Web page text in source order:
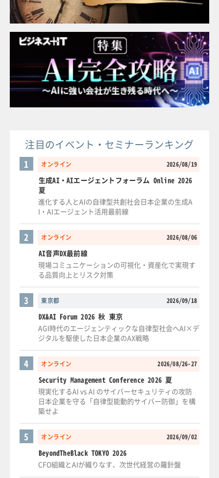
注目のイベント・セミナーランキング
オンライン 2026/08/19
1
生成AI・AIエージェントフォーラム Online 2026
夏
進化する人とAIの自律型共創社会日本企業の生成A
I・AIエージェント活用最前線
オンライン 2026/08/06
2
AI音声DX最前線
現場コミュニケーションの可視化・資産化で実現す
る品質向上とリスク対策
東京都 2026/09/18
3
DX&AI Forum 2026 秋 東京
AGI時代のエージェンティックな自律型社会へAI×デ
ジタルを駆使した日本企業のAX戦略
オンライン 2026/08/26-27
4
Security Management Conference 2026 夏
現実化するAI vs AI のサイバーセキュリティの攻防
日本企業を守る「自律型能動的サイバー防御」を構
築せよ
オンライン 2026/09/02
5
BeyondTheBlack TOKYO 2026
CFO組織とAIが織りなす、次世代経営の羅針盤